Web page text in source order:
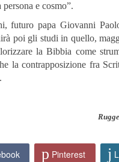
e cosmo”.
futuro papa Giovanni
poi gli studi in quello,
la Bibbia come
la contrapposizione fra
Pinterest